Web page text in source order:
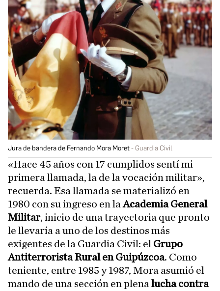
Jura de bandera de Fernando Mora Moret Guardia Civil
«Hace 45 años con 17 cumplidos sentí mi
primera llamada, la de la vocación militar»,
recuerda. Esa llamada se materializó en
1980 con su ingreso en laAcademia General
Militar, inicio de una trayectoria que pronto
le llevaría a uno de los destinos más
exigentes de la Guardia Civil: el Grupo
Antiterrorista Rural en Guipúzcoa. Como
teniente, entre 1985 y 1987, Mora asumió el
mando de una sección en plena lucha contra